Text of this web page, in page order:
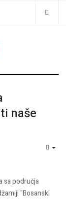
Traži
naše
sa područja
"Bosanski